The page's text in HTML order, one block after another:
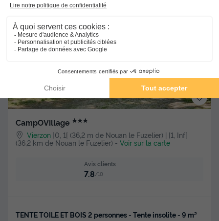
Voir les hébergements
CampOVillage ★★★
Vierzon ]0, 1[ (36,2 m de Nouan le Fuzelier) | [1, Inf[
(36,2 km de Nouan le Fuzelier) - Voir sur la carte
Avis clients
7.8/10
TENTE TOILE ET BOIS 2 personnes - Tente insolite - 9 m²